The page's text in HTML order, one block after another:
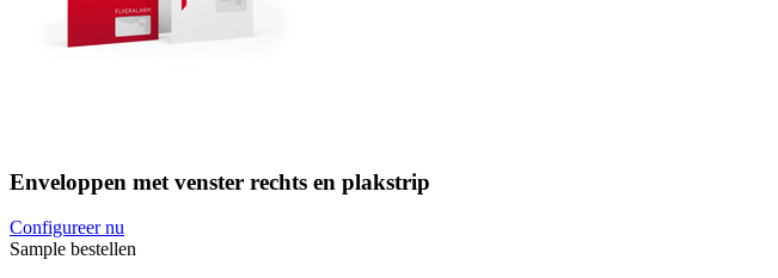
Enveloppen met venster rechts en plakstrip
Configureer nu
Sample bestellen